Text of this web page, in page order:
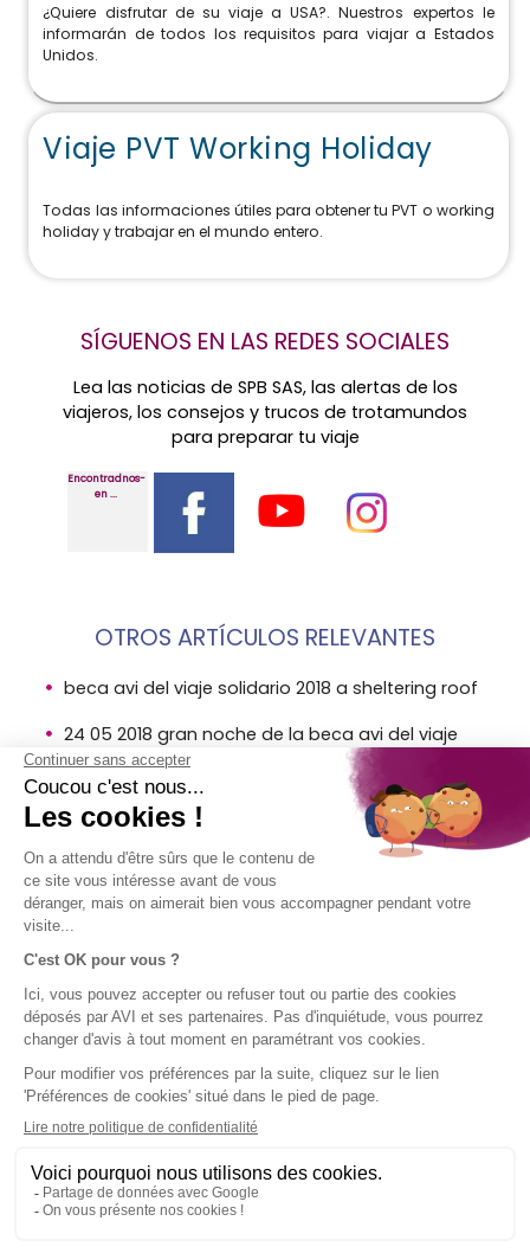
¿Quiere disfrutar de su viaje a USA?. Nuestros expertos le
informarán de todos los requisitos para viajar a Estados
Unidos.
Viaje PVT Working Holiday
Todas las informaciones útiles para obtener tu PVT o working
holiday y trabajar en el mundo entero.
SÍGUENOS EN LAS REDES SOCIALES
Lea las noticias de SPB SAS, las alertas de los
viajeros, los consejos y trucos de trotamundos
para preparar tu viaje
Encontradnos-
en ...
OTROS ARTÍCULOS RELEVANTES
beca avi del viaje solidario 2018 a sheltering roof
24 05 2018 gran noche de la beca avi del viaje
solidario
beca avi del viaje solidario 2018 una estupa en
langtang
AVISO
Aviso legal
Condiciones
generales de
Uso de
cookies
Mapa del
International
Política de
EMPRESA
AVI en breve
ACCESO
Contacto
Ayuda
¡SÍGUENOS!